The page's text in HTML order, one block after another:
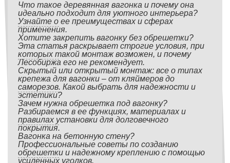
Что такое деревянная вагонка и почему она
идеально подходит для уютного интерьера?
Узнайте о ее преимуществах и сферах
применения.
Хотите закрепить вагонку без обрешетки?
Эта статья раскрывает строгие условия, при
которых такой монтаж возможен, и почему
Лесобиржа его не рекомендует.
Скрытый или открытый монтаж: все о типах
крепежа для вагонки – от кляймеров до
саморезов. Какой выбрать для надежности и
эстетики?
Зачем нужна обрешетка под вагонку?
Разбираемся в ее функциях, материалах и
правилах установки для долговечного
покрытия.
Вагонка на бетонную стену?
Профессиональные советы по созданию
обрешетки и надежному креплению с помощью
усиленных уголков.